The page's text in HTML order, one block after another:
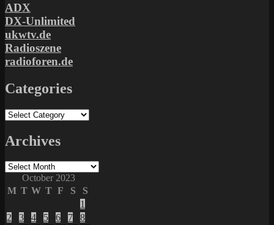
ADX
DX-Unlimited
ukwtv.de
Radioszene
radioforen.de
Categories
Categories
Archives
Archives
October 2023
M T W T F S
S
1
2
3 4 5 6 7
8